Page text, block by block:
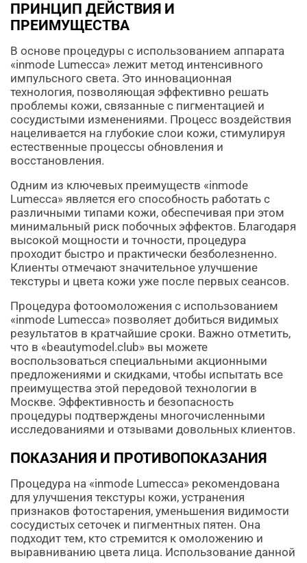
ПРИНЦИП ДЕЙСТВИЯ И
ПРЕИМУЩЕСТВА
В основе процедуры с использованием аппарата
«inmode Lumecca» лежит метод интенсивного
импульсного света. Это инновационная
технология, позволяющая эффективно решать
проблемы кожи, связанные с пигментацией и
сосудистыми изменениями. Процесс воздействия
нацеливается на глубокие слои кожи, стимулируя
естественные процессы обновления и
восстановления.
Одним из ключевых преимуществ «inmode
Lumecca» является его способность работать с
различными типами кожи, обеспечивая при этом
минимальный риск побочных эффектов. Благодаря
высокой мощности и точности, процедура
проходит быстро и практически безболезненно.
Клиенты отмечают значительное улучшение
текстуры и цвета кожи уже после первых сеансов.
Процедура фотоомоложения с использованием
«inmode Lumecca» позволяет добиться видимых
результатов в кратчайшие сроки. Важно отметить,
что в «beautymodel.club» вы можете
воспользоваться специальными акционными
предложениями и скидками, чтобы испытать все
преимущества этой передовой технологии в
Москве. Эффективность и безопасность
процедуры подтверждены многочисленными
исследованиями и отзывами довольных клиентов.
ПОКАЗАНИЯ И ПРОТИВОПОКАЗАНИЯ
Процедура на «inmode Lumecca» рекомендована
для улучшения текстуры кожи, устранения
признаков фотостарения, уменьшения видимости
сосудистых сеточек и пигментных пятен. Она
подходит тем, кто стремится к омоложению и
выравниванию цвета лица. Использование данной